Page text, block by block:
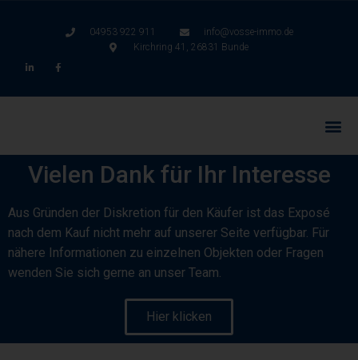
04953 922 911
info@vosse-immo.de
Kirchring 41, 26831 Bunde
Vielen Dank für Ihr Interesse
Aus Gründen der Diskretion für den Käufer ist das Exposé
nach dem Kauf nicht mehr auf unserer Seite verfügbar. Für
nähere Informationen zu einzelnen Objekten oder Fragen
wenden Sie sich gerne an unser Team.
Hier klicken